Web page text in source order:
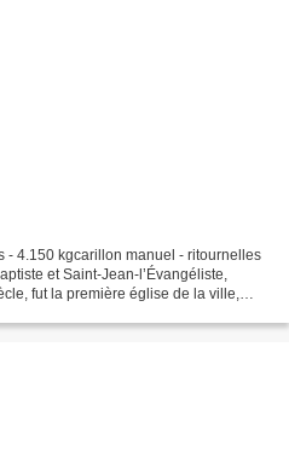
- 4.150 kgcarillon manuel - ritournelles
et Saint-Jean-l’Évangéliste,
fut la première église de la ville,